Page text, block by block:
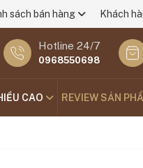
sách bán hàng Khách
Hotline 24/7
0968550698
CAO REVIEW SẢN